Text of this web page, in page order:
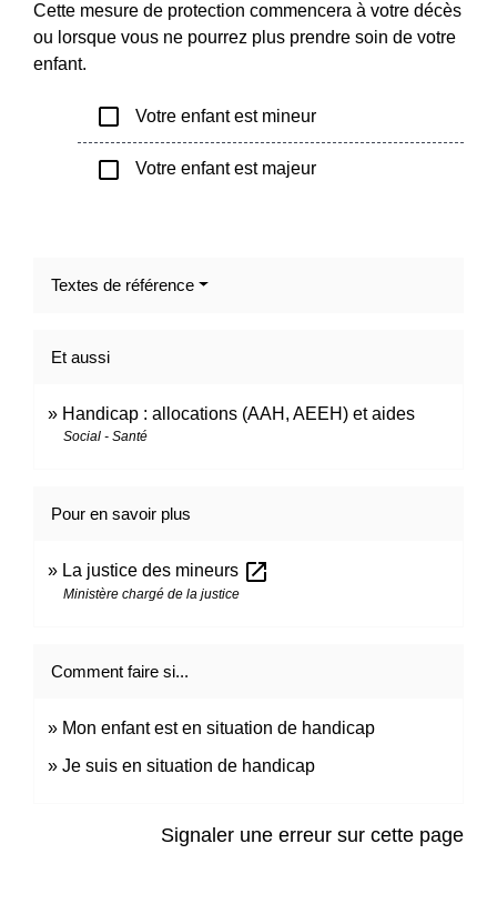
Cette mesure de protection commencera à votre décès
ou lorsque vous ne pourrez plus prendre soin de votre
enfant.
check_box_outline_blank Votre enfant est mineur
check_box_outline_blank Votre enfant est majeur
Textes de référence
Et aussi
Handicap : allocations (AAH, AEEH) et aides
Social - Santé
Pour en savoir plus
La justice des mineurs open_in_new
Ministère chargé de la justice
Comment faire si...
Mon enfant est en situation de handicap
Je suis en situation de handicap
Signaler une erreur sur cette page